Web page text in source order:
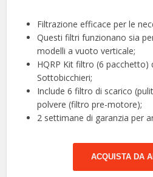
Filtrazione efficace per le
Questi filtri funzionano sia
modelli a vuoto verticale;
HQRP Kit filtro (6 pacchetto)
Sottobicchieri;
Include 6 filtro di scarico
polvere (filtro pre-motore);
2 settimane di garanzia per
ACQUISTA DA